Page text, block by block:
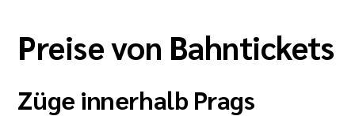
Preise von Bahntickets
Züge innerhalb Prags